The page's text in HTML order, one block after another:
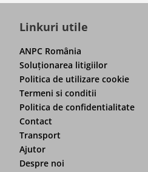
Linkuri utile
ANPC România
Soluţionarea litigiilor
Politica de utilizare cookie
Termeni si conditii
Politica de confidentialitate
Contact
Transport
Ajutor
Despre noi